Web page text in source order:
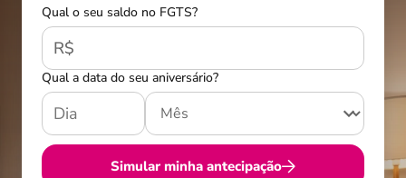
Qual o seu saldo no FGTS?
R$
Qual a data do seu aniversário?
Simular minha antecipação